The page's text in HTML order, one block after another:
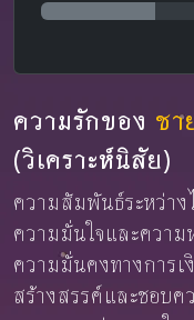
ความรักของ ชา
(วิเคราะห์นิสัย)
ความสัมพันธ์ระหว่า
ความมั่นใจและควา
ความมั่นคงทางการ
สร้างสรรค์และชอบ